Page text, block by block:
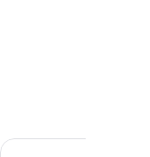
WPÜ HOTEL HAKONE